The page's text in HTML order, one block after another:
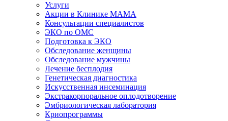
Услуги
Акции в Клинике МАМА
Консультации специалистов
ЭКО по ОМС
Подготовка к ЭКО
Обследование женщины
Обследование мужчины
Лечение бесплодия
Генетическая диагностика
Искусственная инсеминация
Экстракорпоральное оплодотворение
Эмбриологическая лаборатория
Криопрограммы